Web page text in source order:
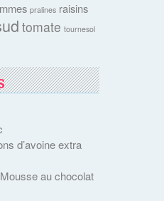
pralines raisins
tomate tournesol
d’avoine extra
au chocolat